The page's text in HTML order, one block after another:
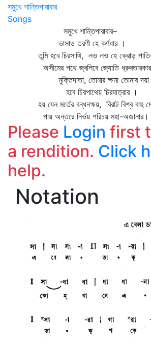
সমুখে শান্তিপারাবার
Songs
সমুখে শান্তিপারাবার–
ভাসাও তরণী হে কর্ণধার ।
তুমি হবে চিরসাথি, লও লও হে ক্রোড়
অসীমের পথে জ্বলিবে জ্যোতি
মুক্তিদাতা, তোমার ক্ষমা তোমার দয়া
হবে চিরপাথেয় চিরযাত্রার ।
হয় যেন মর্তের বন্ধনক্ষয়, বিরাট বিশ্ব বাহু
পায় অন্তরে নির্ভয় পরিচয় মহা-
Please Login first
a rendition. Click
help.
Notation